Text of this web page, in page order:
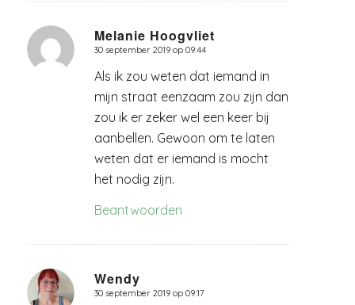
Melanie Hoogvliet
zegt:
30 september 2019 op 09:44
Als ik zou weten dat iemand in
mijn straat eenzaam zou zijn dan
zou ik er zeker wel een keer bij
aanbellen. Gewoon om te laten
weten dat er iemand is mocht
het nodig zijn.
Beantwoorden
Wendy
zegt:
30 september 2019 op 09:17